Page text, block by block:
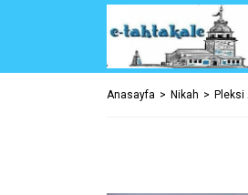
Anasayfa Nikah Pleksi